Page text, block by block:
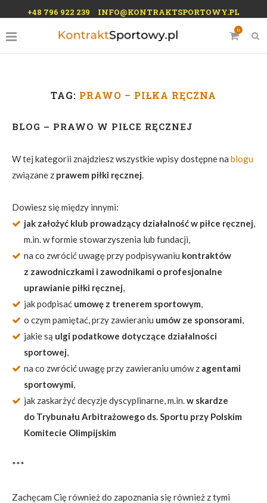
+48 796 922 239 INFO@KONTRAKTSPORTOWY.PL
0
TAG: PRAWO – PIŁKA RĘCZNA
BLOG – PRAWO W PIŁCE RĘCZNEJ
W tej kategorii znajdziesz wszystkie wpisy dostępne na blogu
związane z prawem piłki ręcznej.
Dowiesz się między innymi:
jak założyć klub prowadzący działalność w piłce ręcznej,
m.in. w formie stowarzyszenia lub fundacji,
na co zwrócić uwagę przy podpisywaniu kontraktów
z zawodniczkami i zawodnikami o profesjonalne
uprawianie piłki ręcznej,
jak podpisać umowę z trenerem sportowym,
o czym pamiętać, przy zawieraniu umów ze sponsorami,
jakie są ulgi podatkowe dotyczące działalności
sportowej,
na co zwrócić uwagę przy zawieraniu umów z agentami
sportowymi,
jak zaskarżyć decyzje dyscyplinarne, m.in.w skardze
do Trybunału Arbitrażowego ds. Sportu przy Polskim
Komitecie Olimpijskim
***
Zachęcam Cię również do zapoznania się również z tymi